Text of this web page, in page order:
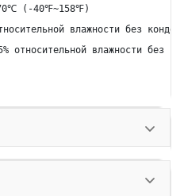
(-40℉~158℉)
влажности без
относительной влажности без